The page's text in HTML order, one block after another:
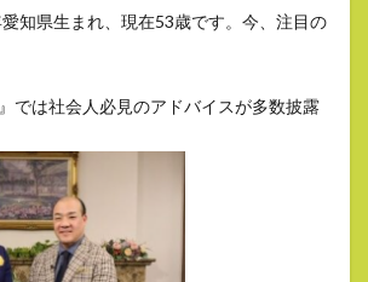
知県生まれ、現在53歳です。今、注目の
では社会人必見のアドバイスが多数披露